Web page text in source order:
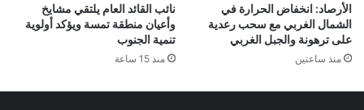
الأرصاد: انخفاض الحرارة في
الشمال الغربي مع سحب رعدية
على ترهونة والجبل الغربي
منذ ساعتين
نائب القائد العام يلتقي مشايخ
وأعيان منطقة تمسة ويؤكد أولوية
تنمية الجنوب
منذ 15 ساعة